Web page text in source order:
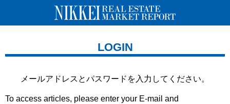
LOGIN
メールアドレスとパスワードを 入力してください。
To access articles, please enter your E-mail and